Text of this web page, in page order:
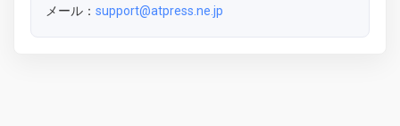
メール： support@atpress.ne.jp